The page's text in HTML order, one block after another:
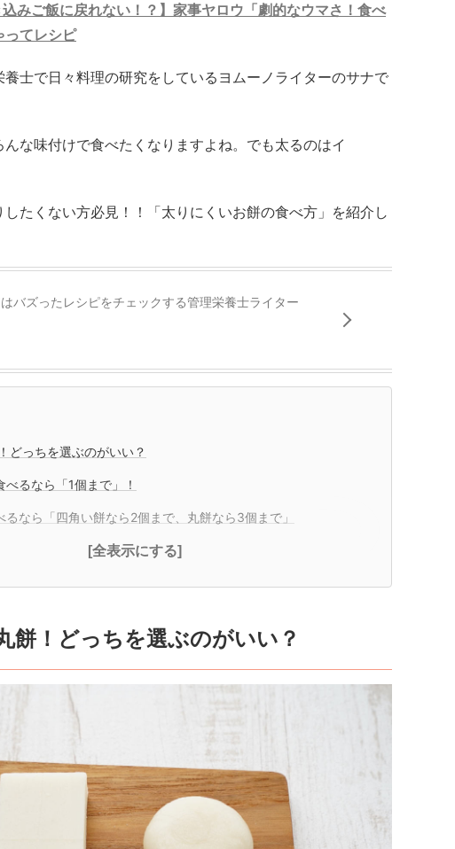
込みご飯に戻れない！？】家事ヤロウ「劇的なウマさ！食べ
ってレシピ
養士で日々料理の研究をしているヨムーノライターのサナで
な味付けで食べたくなりますよね。でも太るのはイ
たくない方必見！！「太りにくいお餅の食べ方」を紹介し
バズったレシピをチェックする管理栄養士ライター
どっちを選ぶのがいい？
るなら「1個まで」！
るなら「四角い餅なら2個まで、丸餅なら3個まで」
[全表示にする]
餅！どっちを選ぶのがいい？